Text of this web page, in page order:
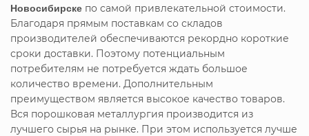
Новосибирске по самой привлекательной стоимости.
Благодаря прямым поставкам со складов
производителей обеспечиваются рекордно короткие
сроки доставки. Поэтому потенциальным
потребителям не потребуется ждать большое
количество времени. Дополнительным
преимуществом является высокое качество товаров.
Вся порошковая металлургия производится из
лучшего сырья на рынке. При этом используется лучше